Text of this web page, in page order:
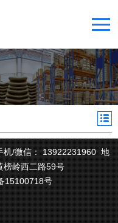
机/微信： 13922231960 地
榜岭西二路59号
15100718号